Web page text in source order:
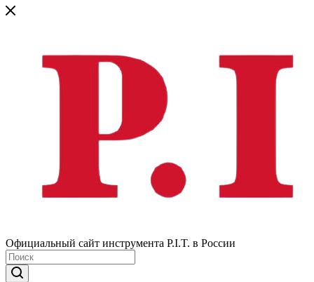
Официальный сайт инструмента P.I.T. в России